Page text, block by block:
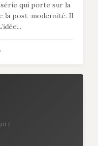
qui porte sur la
la post-modernité. Il